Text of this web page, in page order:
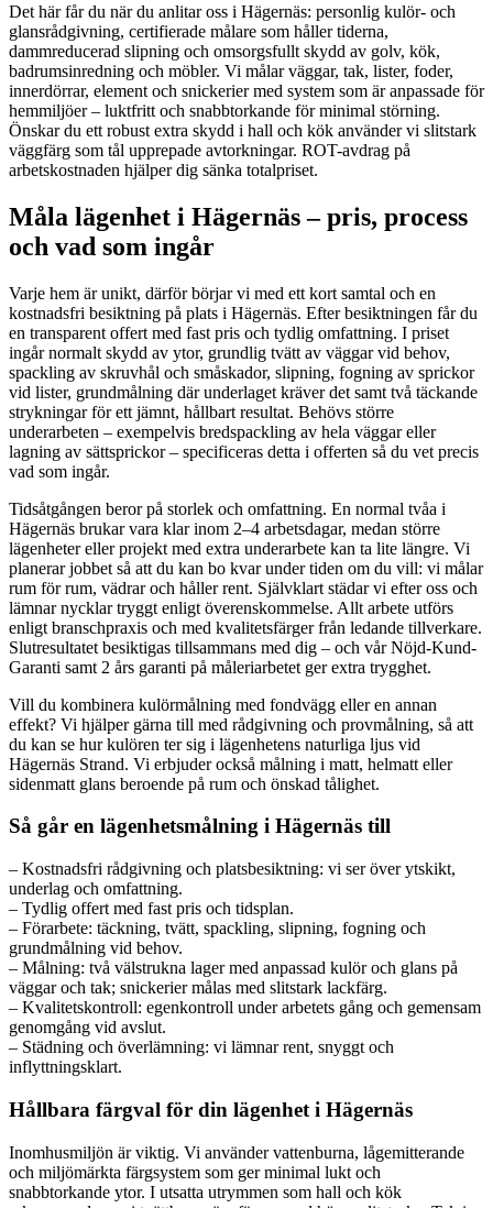
Det här får du när du anlitar oss i Hägernäs: personlig kulör- och
glansrådgivning, certifierade målare som håller tiderna,
dammreducerad slipning och omsorgsfullt skydd av golv, kök,
badrumsinredning och möbler. Vi målar väggar, tak, lister, foder,
innerdörrar, element och snickerier med system som är anpassade för
hemmiljöer – luktfritt och snabbtorkande för minimal störning.
Önskar du ett robust extra skydd i hall och kök använder vi slitstark
väggfärg som tål upprepade avtorkningar. ROT-avdrag på
arbetskostnaden hjälper dig sänka totalpriset.
Måla lägenhet i Hägernäs – pris, process
och vad som ingår
Varje hem är unikt, därför börjar vi med ett kort samtal och en
kostnadsfri besiktning på plats i Hägernäs. Efter besiktningen får du
en transparent offert med fast pris och tydlig omfattning. I priset
ingår normalt skydd av ytor, grundlig tvätt av väggar vid behov,
spackling av skruvhål och småskador, slipning, fogning av sprickor
vid lister, grundmålning där underlaget kräver det samt två täckande
strykningar för ett jämnt, hållbart resultat. Behövs större
underarbeten – exempelvis bredspackling av hela väggar eller
lagning av sättsprickor – specificeras detta i offerten så du vet precis
vad som ingår.
Tidsåtgången beror på storlek och omfattning. En normal tvåa i
Hägernäs brukar vara klar inom 2–4 arbetsdagar, medan större
lägenheter eller projekt med extra underarbete kan ta lite längre. Vi
planerar jobbet så att du kan bo kvar under tiden om du vill: vi målar
rum för rum, vädrar och håller rent. Självklart städar vi efter oss och
lämnar nycklar tryggt enligt överenskommelse. Allt arbete utförs
enligt branschpraxis och med kvalitetsfärger från ledande tillverkare.
Slutresultatet besiktigas tillsammans med dig – och vår Nöjd-Kund-
Garanti samt 2 års garanti på måleriarbetet ger extra trygghet.
Vill du kombinera kulörmålning med fondvägg eller en annan
effekt? Vi hjälper gärna till med rådgivning och provmålning, så att
du kan se hur kulören ter sig i lägenhetens naturliga ljus vid
Hägernäs Strand. Vi erbjuder också målning i matt, helmatt eller
sidenmatt glans beroende på rum och önskad tålighet.
Så går en lägenhetsmålning i Hägernäs till
– Kostnadsfri rådgivning och platsbesiktning: vi ser över ytskikt,
underlag och omfattning.
– Tydlig offert med fast pris och tidsplan.
– Förarbete: täckning, tvätt, spackling, slipning, fogning och
grundmålning vid behov.
– Målning: två välstrukna lager med anpassad kulör och glans på
väggar och tak; snickerier målas med slitstark lackfärg.
– Kvalitetskontroll: egenkontroll under arbetets gång och gemensam
genomgång vid avslut.
– Städning och överlämning: vi lämnar rent, snyggt och
inflyttningsklart.
Hållbara färgval för din lägenhet i Hägernäs
Inomhusmiljön är viktig. Vi använder vattenburna, lågemitterande
och miljömärkta färgsystem som ger minimal lukt och
snabbtorkande ytor. I utsatta utrymmen som hall och kök